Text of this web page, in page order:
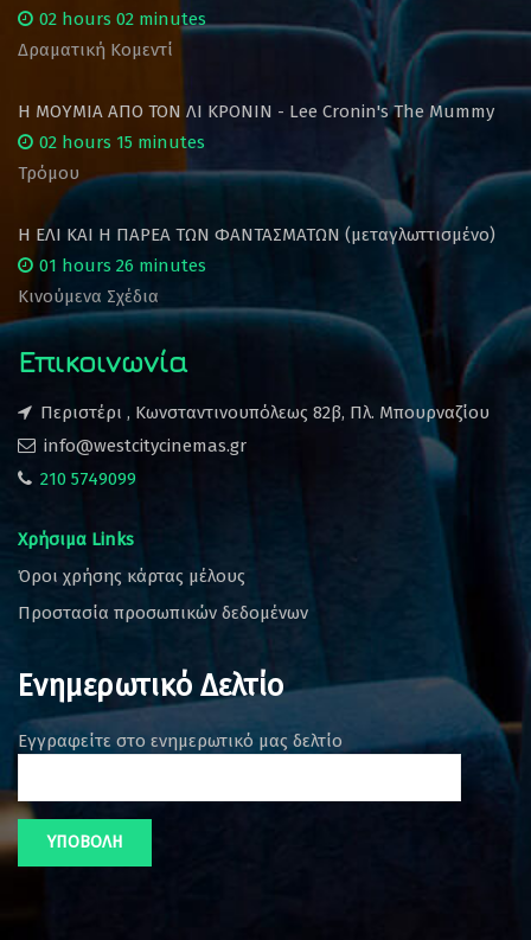
02 hours 02 minutes
Δραματική Κομεντί
Η ΜΟΥΜΙΑ ΑΠΟ ΤΟΝ ΛΙ ΚΡΟΝΙΝ - Lee Cronin's The Mummy
02 hours 15 minutes
Τρόμου
Η ΕΛΙ ΚΑΙ Η ΠΑΡΕΑ ΤΩΝ ΦΑΝΤΑΣΜΑΤΩΝ (μεταγλωττισμένο)
01 hours 26 minutes
Κινούμενα Σχέδια
Επικοινωνία
Περιστέρι , Κωνσταντινουπόλεως 82β, Πλ. Μπουρναζίου
info@westcitycinemas.gr
210 5749099
Χρήσιμα Links
Όροι χρήσης κάρτας μέλους
Προστασία προσωπικών δεδομένων
Ενημερωτικό Δελτίο
Εγγραφείτε στο ενημερωτικό μας δελτίο